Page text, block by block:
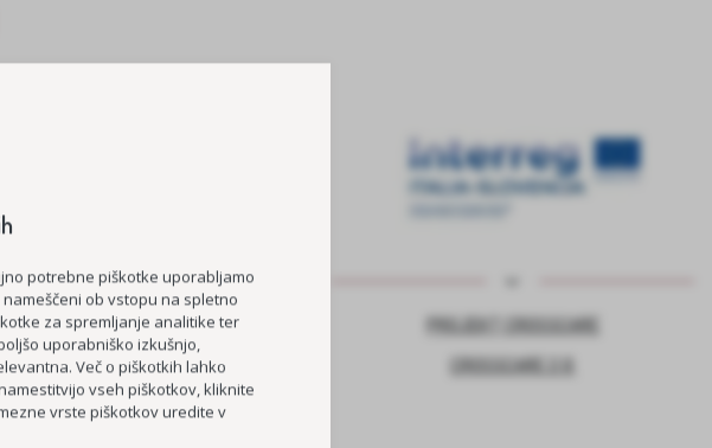
POVEZOVANJE ZA VARNO
STAROST
ČUTIM – ŽIVIM
PROJEKT CROSSCARE
CROSSCARE 2.0
potrebne piškotke uporabljamo
ob vstopu na spletno
za spremljanje analitike ter
uporabniško izkušnjo,
Več o piškotkih lahko
vseh piškotkov, kliknite
vrste piškotkov uredite v